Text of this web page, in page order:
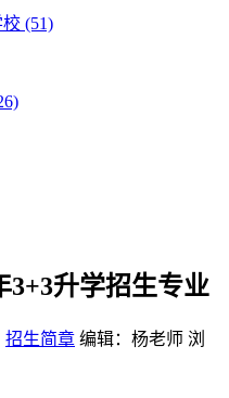
校​ (51)
3+3升学招生专业
招生简章 编辑：杨老师 浏